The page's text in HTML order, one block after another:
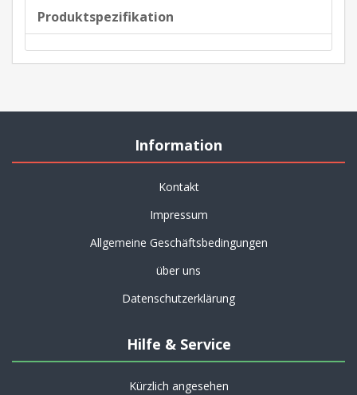
Produktspezifikation
Information
Kontakt
Impressum
Allgemeine Geschäftsbedingungen
über uns
Datenschutzerklärung
Hilfe & Service
Kürzlich angesehen